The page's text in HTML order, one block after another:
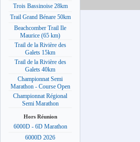
Trois Bassinoise 28km
Trail Grand Bénare 50km
Beachcomber Trail Ile
Maurice (65 km)
Trail de la Rivière des
Galets 15km
Trail de la Rivière des
Galets 40km
Championnat Semi
Marathon - Course Open
Championnat Régional
Semi Marathon
Hors Réunion
6000D - 6D Marathon
6000D 2026